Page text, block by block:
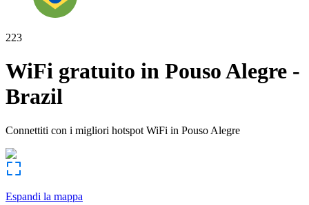
223
WiFi gratuito in Pouso Alegre -
Brazil
Connettiti con i migliori hotspot WiFi in Pouso Alegre
Espandi la mappa